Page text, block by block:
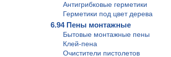
Антигрибковые герметики
Герметики под цвет дерева
6.94 Пены монтажные
Бытовые монтажные пены
Клей-пена
Очистители пистолетов